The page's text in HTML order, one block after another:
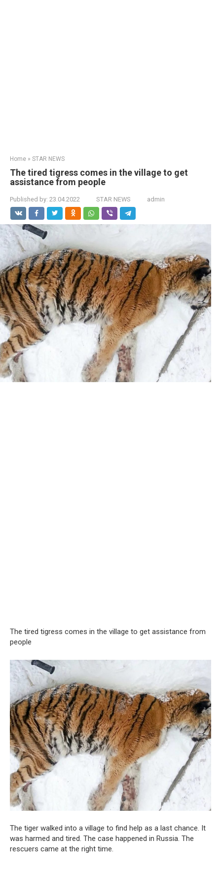
Home » STAR NEWS
The tired tigress comes in the village to get
assistance from people
Published by: 23.04.2022 STAR NEWS admin
The tired tigress comes in the village to get assistance from
people
The tiger walked into a village to find help as a last chance. It
was harmed and tired. The case happened in Russia. The
rescuers came at the right time.